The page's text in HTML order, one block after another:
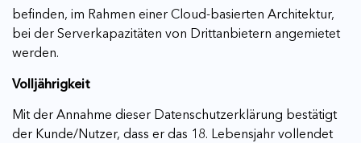
befinden, im Rahmen einer Cloud-basierten Architektur,
bei der Serverkapazitäten von Drittanbietern angemietet
werden.
Volljährigkeit
Mit der Annahme dieser Datenschutzerklärung bestätigt
der Kunde/Nutzer, dass er das 18. Lebensjahr vollendet